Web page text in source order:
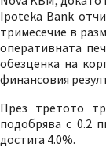
Ipoteka Bank
тримесечие в
оперативната
обезценка на
финансовия
През третото
подобрява с 0.2
достига 4.0%.